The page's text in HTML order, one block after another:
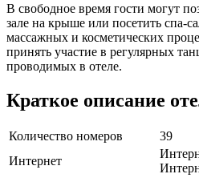
В свободное время гости могут
зале на крыше или посетить спа-
массажных и косметических
принять участие в регулярных
проводимых в отеле.
Краткое описание
Количество номеров
39
Интернет